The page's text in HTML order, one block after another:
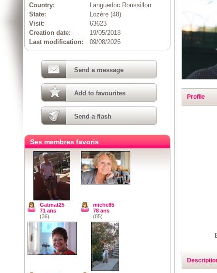
Profile
Country:
Languedoc Roussillon
State:
Lozère (48)
Visit:
63623
Creation date:
19/05/2018
Last modification:
09/08/2026
Send a message
Add to favourites
Send a flash
Ses membres favoris
Gatmat25
71 ans
(36)
miche85
78 ans
(85)